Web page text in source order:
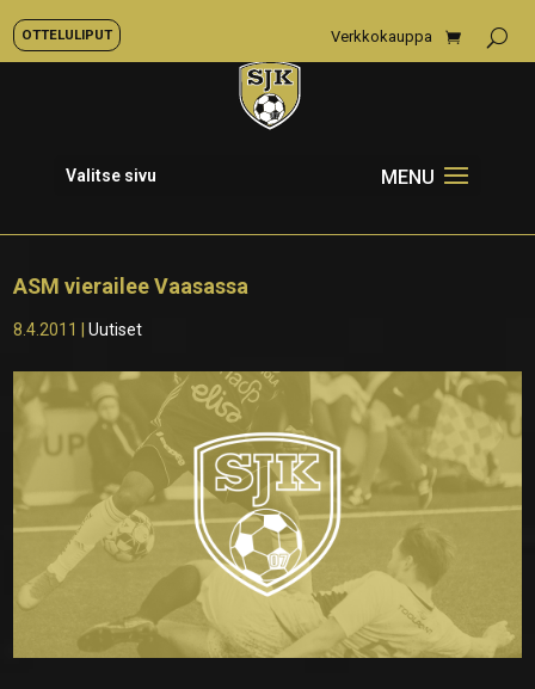
OTTELULIPUT Verkkokauppa
Valitse sivu
ASM vierailee Vaasassa
8.4.2011 |Uutiset